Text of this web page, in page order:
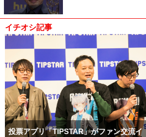
イチオシ記事
投票アプリ「TIPSTAR」がファン交流イ